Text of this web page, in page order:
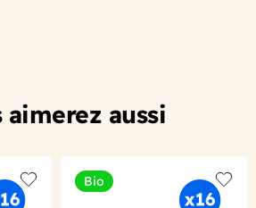
aimerez aussi
Add to wishlist
Bio
Add